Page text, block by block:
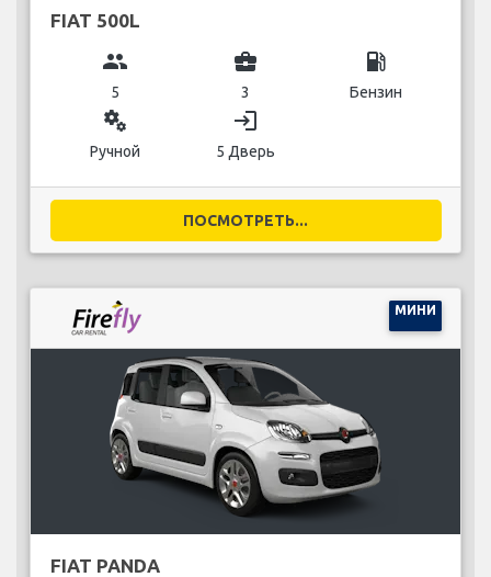
FIAT 500L
group
5
business_center
3
local_gas_station
Бензин
miscellaneous_services
Ручной
login
5 Дверь
ПОСМОТРЕТЬ...
МИНИ
FIAT PANDA